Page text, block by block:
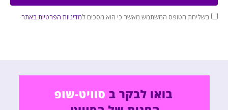
בשליחת הטופס המשתמש מאשר כי הוא מסכים למדיניות הפרטיות באתר